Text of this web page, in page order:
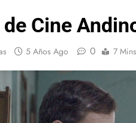
Cine
5 Años Ago 0 7 Mins